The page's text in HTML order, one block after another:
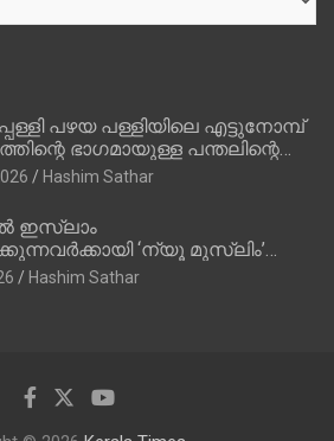
പഴയ പള്ളിയിലെ എട്ടുനോമ്പ്
ഭാഗമായുള്ള പന്തലിന്റെ
ആർച്ച് പ്രീസ്റ്റ് വെരി.
താമരശ്ശേരി നിർവഹിക്കുന്നു.
Hashim Sathar
ഇസ്‌ലാം
‘ന്യൂ മുസ്ലിം’
കാര്‍ഡ് സേവനം ആരംഭിച്ചു
Hashim Sathar